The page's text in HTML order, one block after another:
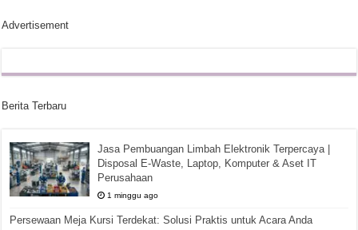
Advertisement
Berita Terbaru
Jasa Pembuangan Limbah Elektronik Terpercaya |
Disposal E-Waste, Laptop, Komputer & Aset IT
Perusahaan
1 minggu ago
Persewaan Meja Kursi Terdekat: Solusi Praktis untuk Acara Anda